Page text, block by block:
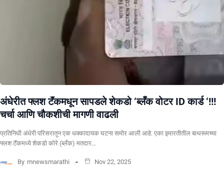
अंधेरीत फ्लश टॅंकमधून सापडले शेकडो ‘ब्लँक वोटर ID कार्ड ‘!!!
चर्चा आणि चौकशीची मागणी वाढली
प्रतिनिधी अंधेरी परिसरातून एक धक्कादायक घटना समोर आली आहे. एका इमारतीतील बाथरूमच्या
फ्लश टॅंकमध्ये शेकडो कोरे (ब्लँक) मतदार…
By mnewsmarathi Nov 22, 2025